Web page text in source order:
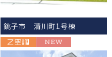
銚子市 清川町1号棟